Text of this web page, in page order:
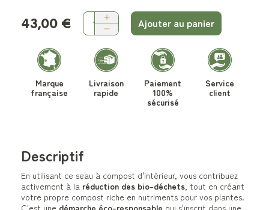
43,00 € Ajouter au panier
Marque
française
Livraison
rapide
Paiement
100%
sécurisé
Service
client
Descriptif
En utilisant ce seau à compost d'intérieur, vous contribuez
activement à la réduction des bio-déchets , tout en créant
votre propre compost riche en nutriments pour vos plantes.
C'est une démarche éco-responsable qui s'inscrit dans une